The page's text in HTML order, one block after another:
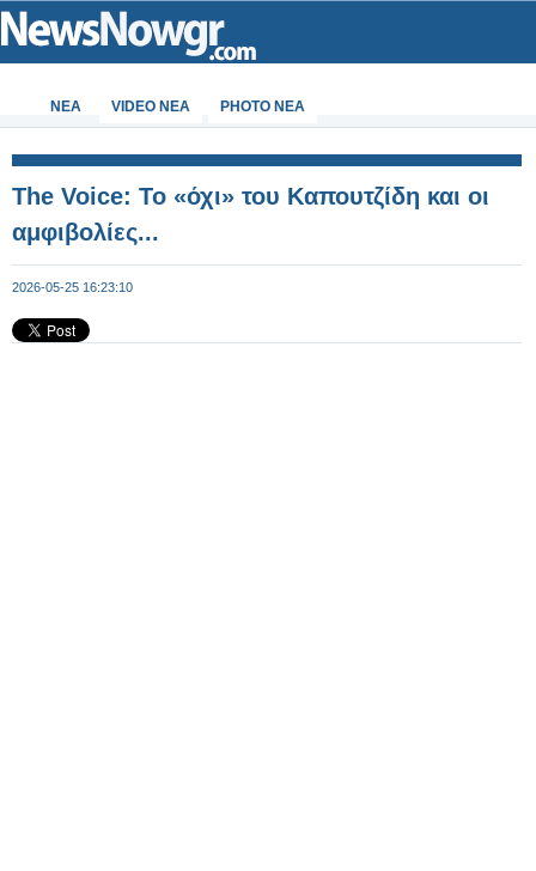
ΝΕΑ VIDEO NEA PHOTO NEA
The Voice: Το «όχι» του Καπουτζίδη και οι
αμφιβολίες...
2026-05-25 16:23:10